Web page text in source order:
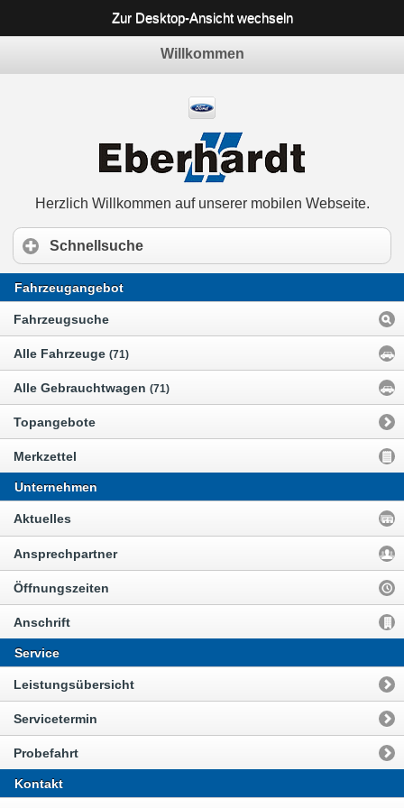
Zur Desktop-Ansicht wechseln
Willkommen
Herzlich Willkommen auf unserer mobilen Webseite.
Schnellsuche
Fahrzeugangebot
Fahrzeugsuche
Alle Fahrzeuge (71)
Alle Gebrauchtwagen (71)
Topangebote
Merkzettel
Unternehmen
Aktuelles
Ansprechpartner
Öffnungszeiten
Anschrift
Service
Leistungsübersicht
Servicetermin
Probefahrt
Kontakt